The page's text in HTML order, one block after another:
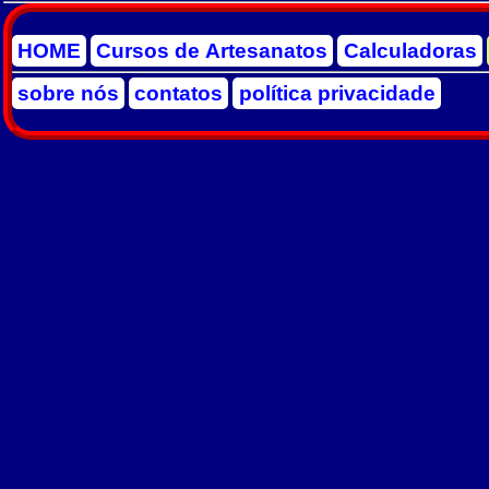
HOME Cursos de Artesanatos Calculadoras
sobre nós
contatos política privacidade